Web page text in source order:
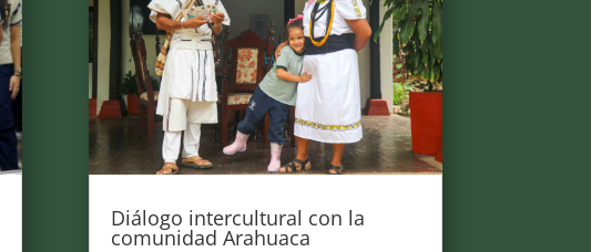
Diálogo intercultural con la
comunidad Arahuaca